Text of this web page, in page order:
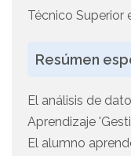
Técnico Superior
Resúmen
El análisis de
Aprendizaje
El alumno